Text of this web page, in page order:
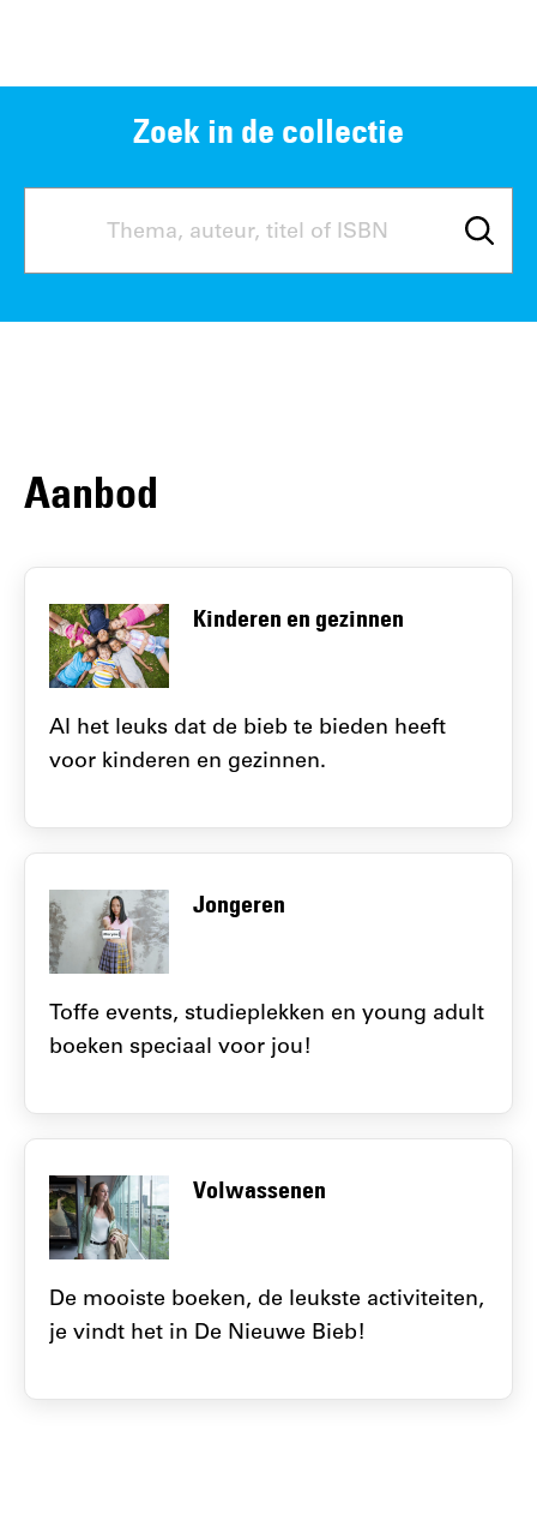
Zoek in de collectie
Zoeken
Aanbod
Kinderen en gezinnen
Al het leuks dat de bieb te bieden heeft
voor kinderen en gezinnen.
Jongeren
Toffe events, studieplekken en young adult
boeken speciaal voor jou!
Volwassenen
De mooiste boeken, de leukste activiteiten,
je vindt het in De Nieuwe Bieb!